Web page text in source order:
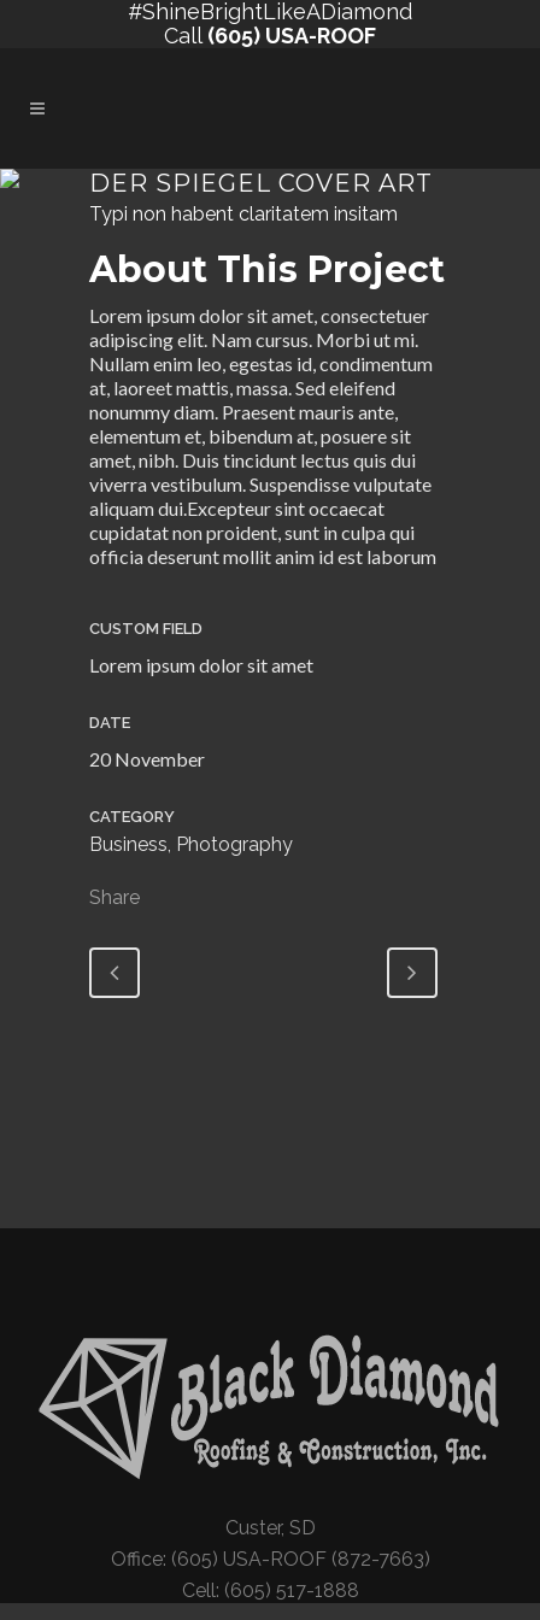
#ShineBrightLikeADiamond
Call (605) USA-ROOF
DER SPIEGEL COVER ART
Typi non habent claritatem insitam
About This Project
Lorem ipsum dolor sit amet, consectetuer
adipiscing elit. Nam cursus. Morbi ut mi.
Nullam enim leo, egestas id, condimentum
at, laoreet mattis, massa. Sed eleifend
nonummy diam. Praesent mauris ante,
elementum et, bibendum at, posuere sit
amet, nibh. Duis tincidunt lectus quis dui
viverra vestibulum. Suspendisse vulputate
aliquam dui.Excepteur sint occaecat
cupidatat non proident, sunt in culpa qui
officia deserunt mollit anim id est laborum
CUSTOM FIELD
Lorem ipsum dolor sit amet
DATE
20 November
CATEGORY
Business, Photography
Share
Custer, SD
Office: (605) USA-ROOF (872-7663)
Cell: (605) 517-1888